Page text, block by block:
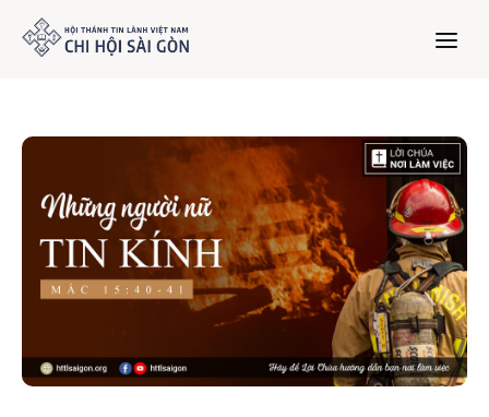
Trang chủ
Giới thiệu
Dưỡng Linh
Bản tin